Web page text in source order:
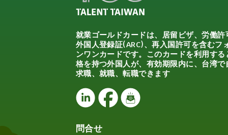
就業ゴールドカードは、居留ビザ、労働許
外国人登録証(ARC)、再入国許可を含むフ
ンワンカードです。このカードを利用する
格を持つ外国人が、有効期限内に、台湾で
求職、就職、転職できます
問合せ